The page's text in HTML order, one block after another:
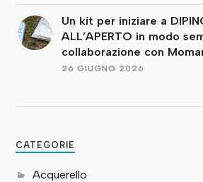
Un kit per iniziare a
ALL’APERTO in modo
collaborazione con
26 GIUGNO 2026
CATEGORIE
Acquerello